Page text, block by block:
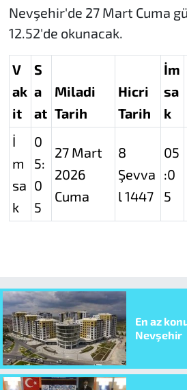
Nevşehir'de 27 Mart Cuma
12.52'de okunacak.
V
ak
it
S
a
at
Miladi
Tarih
Hicri
Tarih
İm
sa
k
İ
m
sa
k
0
5:
0
5
27 Mart
2026
Cuma
8
Şevva
l 1447
05
:0
5
En az
Nevşehir